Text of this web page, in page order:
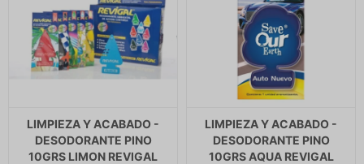
LIMPIEZA Y ACABADO -
DESODORANTE PINO
10GRS LIMON REVIGAL
LIMPIEZA Y ACABADO -
DESODORANTE PINO
10GRS AQUA REVIGAL